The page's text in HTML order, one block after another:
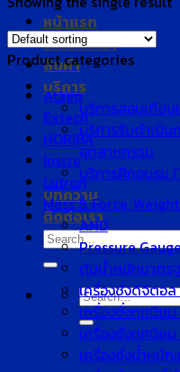
หน้าแรก
เกี่ยวกับเรา
สินค้า
บริการ
บริการสอบเทีย
บริการรับดำเนิน
อุตสาหกรรม
บริการฝึกอบรม
บทความ
ติดต่อเรา
Search
for:
Search
for:
Product categories
Atago
Extech
HORIBA
Insize
Lutron
Mass & Force,
AND
Pressure
ตุ้มน้ำหนักมาตร
เครื่องชั่งดิจิตอ
เครื่องชั่งทศนิยม
เครื่องชั่งทศนิย
เครื่องชั่งน้ำหนั